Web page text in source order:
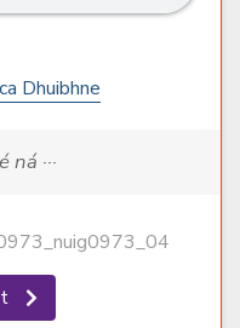
Dhuibhne
ná ···